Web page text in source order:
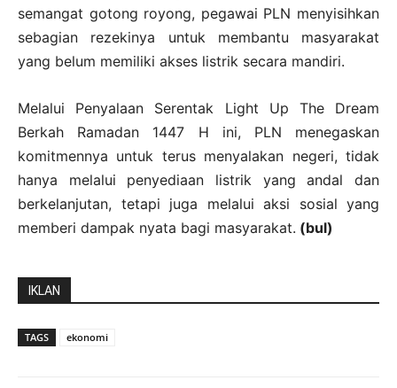
semangat gotong royong, pegawai PLN menyisihkan
sebagian rezekinya untuk membantu masyarakat
yang belum memiliki akses listrik secara mandiri.
Melalui Penyalaan Serentak Light Up The Dream
Berkah Ramadan 1447 H ini, PLN menegaskan
komitmennya untuk terus menyalakan negeri, tidak
hanya melalui penyediaan listrik yang andal dan
berkelanjutan, tetapi juga melalui aksi sosial yang
memberi dampak nyata bagi masyarakat. (bul)
IKLAN
TAGS ekonomi